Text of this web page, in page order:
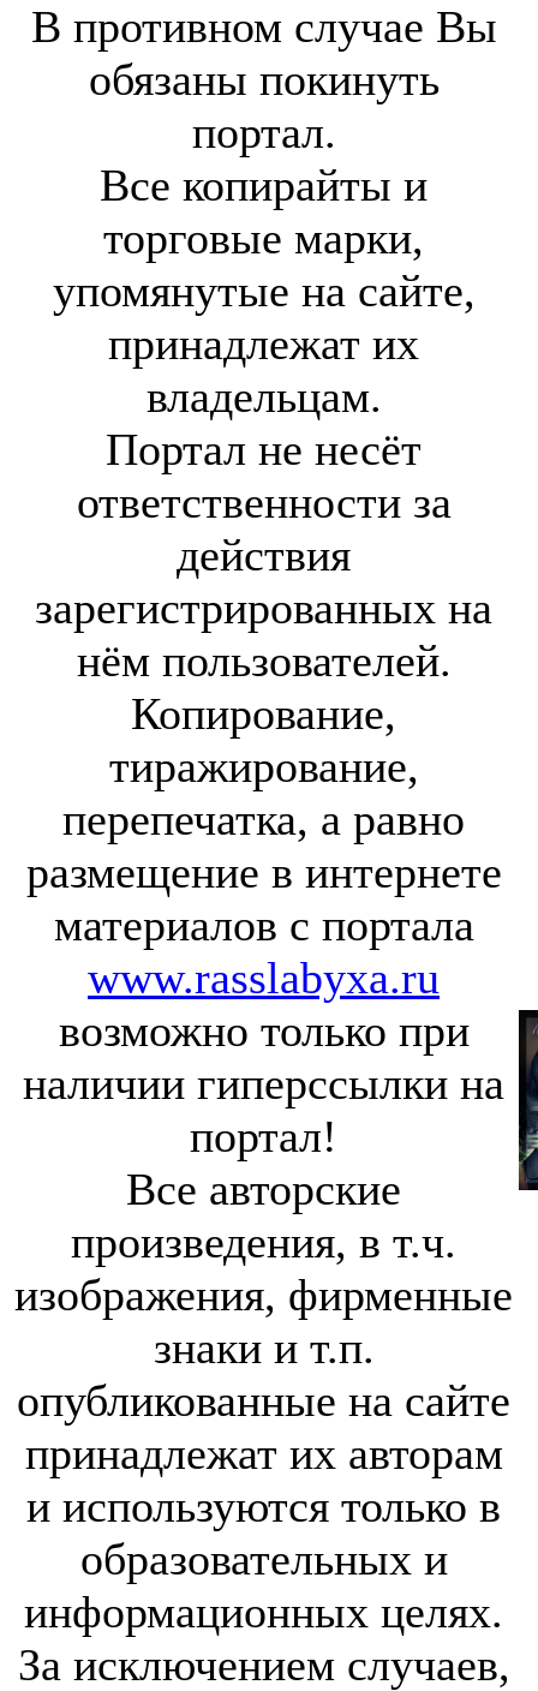
В противном случае Вы
обязаны покинуть
портал.
Все копирайты и
торговые марки,
упомянутые на сайте,
принадлежат их
владельцам.
Портал не несёт
ответственности за
действия
зарегистрированных на
нём пользователей.
Копирование,
тиражирование,
перепечатка, а равно
размещение в интернете
материалов с портала
www.rasslabyxa.ru
возможно только при
наличии гиперссылки на
портал!
Все авторские
произведения, в т.ч.
изображения, фирменные
знаки и т.п.
опубликованные на сайте
принадлежат их авторам
и используются только в
образовательных и
информационных целях.
За исключением случаев,